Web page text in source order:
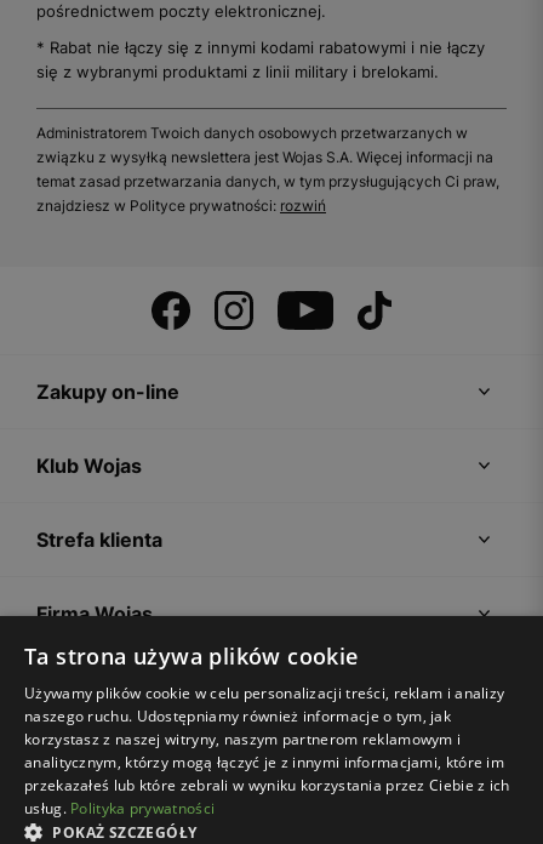
pośrednictwem poczty elektronicznej.
* Rabat nie łączy się z innymi kodami rabatowymi i nie łączy
się z wybranymi produktami z linii military i brelokami.
Administratorem Twoich danych osobowych przetwarzanych w
związku z wysyłką newslettera jest Wojas S.A. Więcej informacji na
temat zasad przetwarzania danych, w tym przysługujących Ci praw,
znajdziesz w Polityce prywatności: rozwiń
Zakupy on-line
Klub Wojas
Strefa klienta
Firma Wojas
Porady
Ta strona używa plików cookie
Używamy plików cookie w celu personalizacji treści, reklam i analizy
naszego ruchu. Udostępniamy również informacje o tym, jak
korzystasz z naszej witryny, naszym partnerom reklamowym i
analitycznym, którzy mogą łączyć je z innymi informacjami, które im
przekazałeś lub które zebrali w wyniku korzystania przez Ciebie z ich
usług. Polityka prywatności
POKAŻ SZCZEGÓŁY